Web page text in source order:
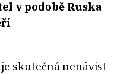
v podobě Ruska
skutečná nenávist